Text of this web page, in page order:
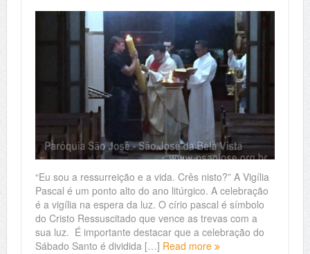
“Eu sou a ressurreição e a vida. Crês nisto?” A Vigília
Pascal é um ponto alto do ano litúrgico. A celebração
é a vigília na espera da luz. O círio pascal é símbolo
do Cristo Ressuscitado que vence as trevas com a
sua luz. É importante destacar que a celebração do
Sábado Santo é dividida […] Read more